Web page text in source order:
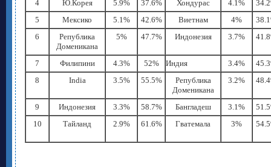
4
Ю.Корея 5.9% 37.6% Хондурас 4.1%
5
Мексико 5.1% 42.6% Виетнам 4%
6
Република
Доменикана
5% 47.7% Индонезия 3.7%
7 Филипини 4.3% 52% Индия 3.4%
8
India 3.5% 55.5%
Република
Доменикана
3.2%
9 Индонезия 3.3% 58.7% Бангладеш 3.1%
10
Тайланд 2.9% 61.6% Гватемала 3%